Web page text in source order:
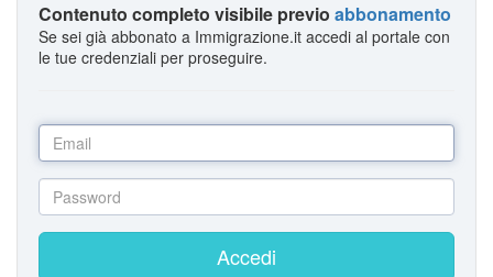
Contenuto completo visibile previo abbonamento
Se sei già abbonato a Immigrazione.it accedi al portale con
le tue credenziali per proseguire.
Accedi